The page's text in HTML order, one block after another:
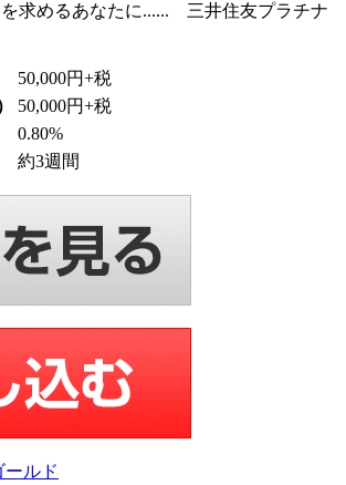
求めるあなたに...... 三井住友プラチナ
50,000円+税
50,000円+税
0.80%
約3週間
ールド